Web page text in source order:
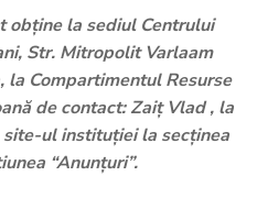
obţine la sediul Centrului
Str. Mitropolit Varlaam
la Compartimentul Resurse
de contact: Zaiț Vlad , la
ul instituției la secținea
“Anunțuri”.